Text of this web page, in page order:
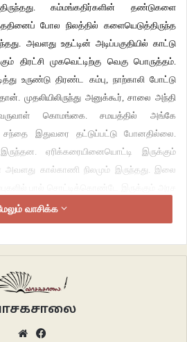
கம்மங்கதிர்களின் தண்டுகளை
போல நிலத்தில் களையெடுத்திருந்த
அவளது உதட்டின் அடிப்பகுதியில் காட்டு
திரட்சி முகவெட்டிற்கு வெகு பொருத்தம்.
உருண்டு திரண்ட கம்பு, நாற்காலி போட்டு
முதலியிலிருந்து அனுக்கூர், சாலை அந்தி
கொமங்கை. சமயத்தில் அங்கே
இதுவரை தட்டுப்பட்டு போனதில்லை.
ஏரிக்கரையினையொட்டி இருக்கும்
அவளது கால்காணி நிலமும் இருந்தது. இலை
இருந்தது. பால் மறவாமல் பெரு நோயில்
இலைகளின் காம்புகளிலிருந்து
கொண்டிருப்பதாக கிழப்பாடிகளின் நம்பிக்கை.
கூம்புகளாக தொங்கிக்கொண்டு
மரத்தினை சூழ்ந்திருக்கும் நொச்சித்
வாசம், மண்ணில் விழுந்ததும் வீர்ரென
படிந்திருப்பதைக் கழுவித் துடைக்கப்படாமல்
வாசிக்க
Website